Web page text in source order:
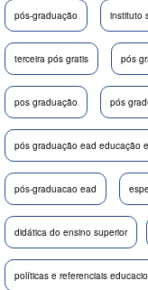
pós-graduação instituto
terceira pós gratis pós
pos graduação pós
pós graduação ead educação
pós-graduacao ead
didática do ensino superior
políticas e referenciais